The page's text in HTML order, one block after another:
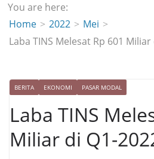
You are here:
Home
2022
Mei
Laba TINS Melesat Rp 601
BERITA EKONOMI PASAR MODAL
Laba TINS
Miliar di Q1-